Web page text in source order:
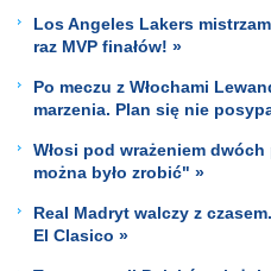
Los Angeles Lakers
raz MVP finałów! »
Po meczu z Włochami
marzenia. Plan się nie
Włosi pod wrażeniem
można było zrobić" »
Real Madryt walczy z
El Clasico »